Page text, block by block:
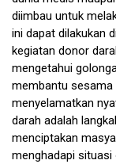
diimbau untuk
ini dapat dilakukan
kegiatan donor
mengetahui
membantu sesama
menyelamatkan
darah adalah
menciptakan
menghadapi situasi